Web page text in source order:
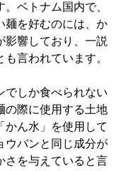
ベトナム国内で、
麺を好むのには、か
影響しており、一説
言われています。
でしか食べられない
の際に使用する土地
かん水」を使用して
ウバンと同じ成分が
さを与えていると言